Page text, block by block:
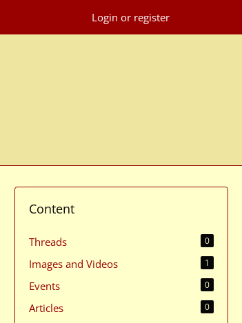
Login or register
Content
Threads 0
Images and Videos 1
Events 0
Articles 0